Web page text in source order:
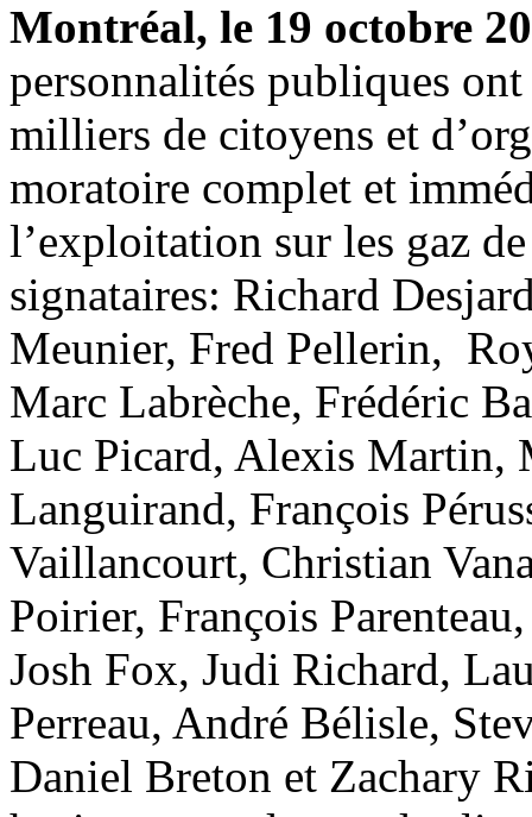
Montréal, le 19 octobre
personnalités publiques
milliers de citoyens et
moratoire complet et
l’exploitation sur les gaz
signataires: Richard
Meunier, Fred Pellerin,
Marc Labrèche, Frédéric
Luc Picard, Alexis Martin,
Languirand, François
Vaillancourt, Christian
Poirier, François
Josh Fox, Judi Richard,
Perreau, André Bélisle,
Daniel Breton et Zachary